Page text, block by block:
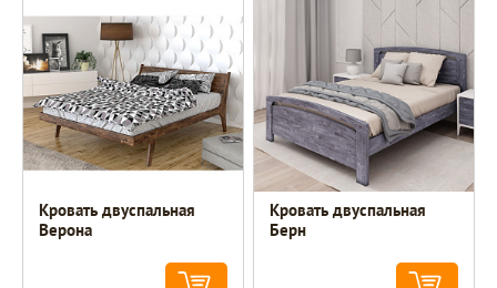
Кровать двуспальная
Верона
Кровать двуспальная
Берн